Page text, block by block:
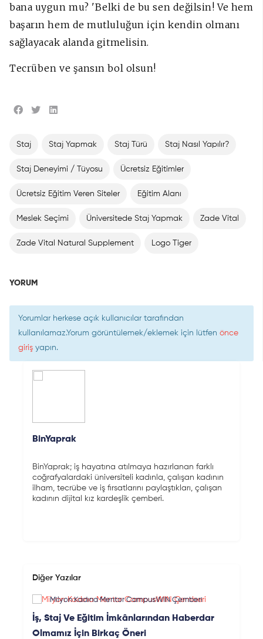
bana uygun mu? 'Belki de bu sen değilsin! Ve hem
başarın hem de mutluluğun için kendin olmanı
sağlayacak alanda gitmelisin.
Tecrüben ve şansın bol olsun!
Staj Staj Yapmak Staj Türü Staj Nasıl Yapılır?
Staj Deneyimi / Tüyosu Ücretsiz Eğitimler
Ücretsiz Eğitim Veren Siteler Eğitim Alanı
Meslek Seçimi Üniversitede Staj Yapmak Zade Vital
Zade Vital Natural Supplement Logo Tiger
YORUM
Yorumlar herkese açık kullanıcılar tarafından
kullanılamaz.Yorum görüntülemek/eklemek için lütfen önce
giriş yapın.
BinYaprak
BinYaprak; iş hayatına atılmaya hazırlanan farklı
coğrafyalardaki üniversiteli kadınla, çalışan kadının
ilham, tecrübe ve iş fırsatlarını paylaştıkları, çalışan
kadının dijital kız kardeşlik çemberi.
Diğer Yazılar
Milyon Kadına Mentor CampusWIN Çemberi
İş, Staj Ve Eğitim İmkânlarından Haberdar
Olmamız İçin Birkaç Öneri